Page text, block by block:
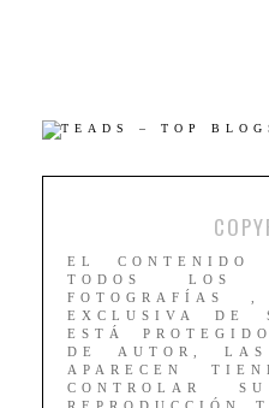
EL CONTENIDO
TODOS LOS
FOTOGRAFÍAS
EXCLUSIVA DE
ESTÁ
DE AUTOR, LAS
APARECEN
CONTROLAR